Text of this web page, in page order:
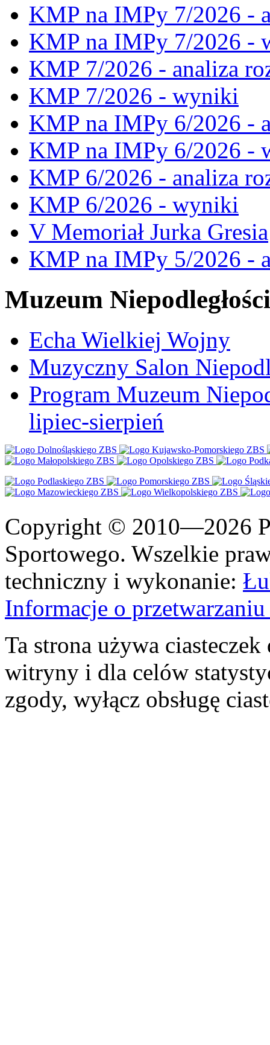
KMP na IMPy 7/2026 -
KMP na IMPy 7/2026 -
KMP 7/2026 - analiza
KMP 7/2026 - wyniki
KMP na IMPy 6/2026 -
KMP na IMPy 6/2026 -
KMP 6/2026 - analiza
KMP 6/2026 - wyniki
V Memoriał Jurka Gresia
KMP na IMPy 5/2026 -
Muzeum Niepodległości
Echa Wielkiej Wojny
Muzyczny Salon
Program Muzeum
lipiec-sierpień
Copyright © 2010—2026
Sportowego. Wszelkie
techniczny i wykonanie:
Informacje o
Ta strona używa
witryny i dla celów
zgody, wyłącz obsługę